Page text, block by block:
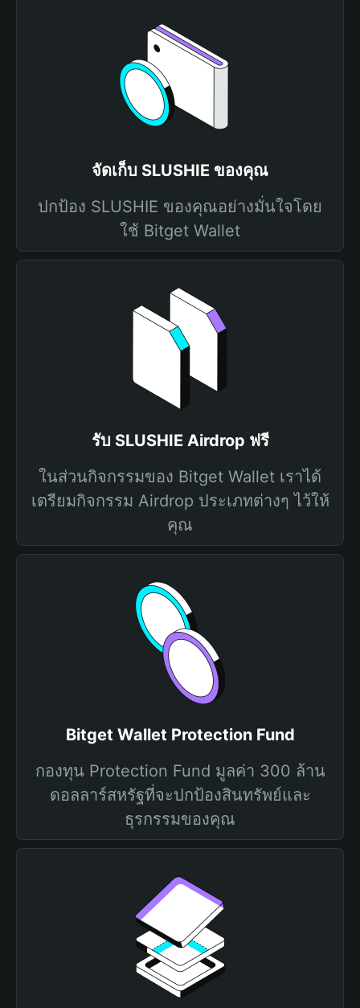
จัดเก็บ SLUSHIE ของคุณ
ปกป้อง SLUSHIE ของคุณอย่างมั่นใจโดย
ใช้ Bitget Wallet
รับ SLUSHIE Airdrop ฟรี
ในส่วนกิจกรรมของ Bitget Wallet เราได้
เตรียมกิจกรรม Airdrop ประเภทต่างๆ ไว้ให้
คุณ
Bitget Wallet Protection Fund
กองทุน Protection Fund มูลค่า 300 ล้าน
ดอลลาร์สหรัฐที่จะปกป้องสินทรัพย์และ
ธุรกรรมของคุณ